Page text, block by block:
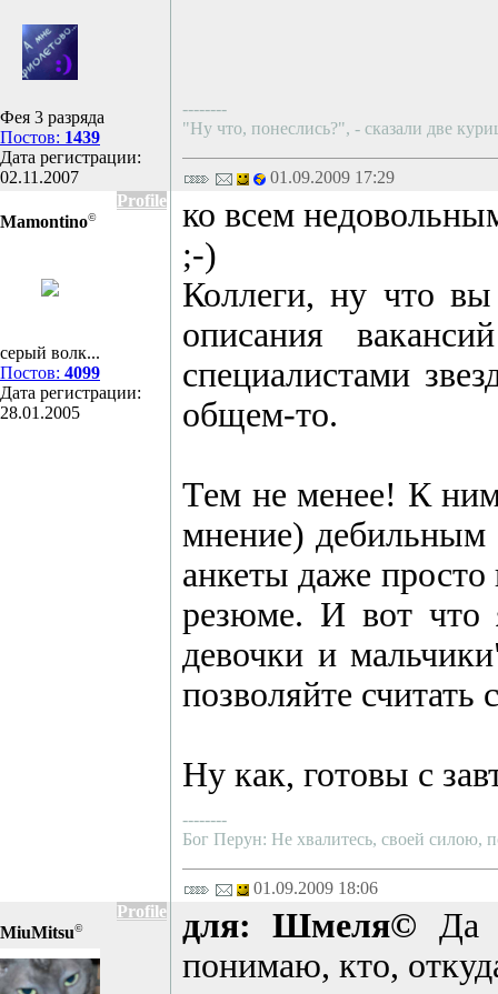
Фея 3 разряда
Постов: 1439
Дата регистрации:
02.11.2007
--------
"Ну что, понеслись?", - сказали две
01.09.2009 17:29
Profile
Mamontino©
серый волк...
Постов: 4099
Дата регистрации:
28.01.2005
ко всем
;-)
Коллеги, ну что
описания
специалистами
общем-то.
Тем не менее! К
мнение) дебильным
анкеты даже
резюме. И вот что
девочки и
позволяйте считать
Ну как, готовы с
--------
Бог Перун: Не хвалитесь, своей силою,
01.09.2009 18:06
Profile
MiuMitsu© для: Шмеля© Да
понимаю, кто,